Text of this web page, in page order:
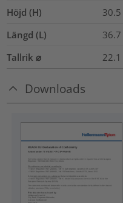
Höjd (H)
30.5
Längd (L)
36.7
Tallrik ⌀
22.1
Downloads